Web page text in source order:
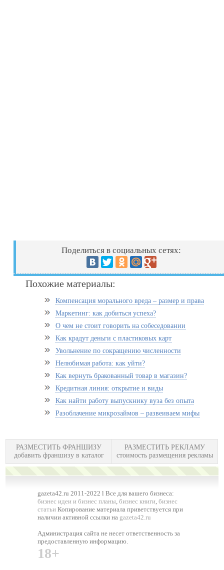
Поделиться в социальных сетях:
Похожие материалы:
Компенсация морального вреда – размер и права
Маркетинг: как добиться успеха?
О чем не стоит говорить на собеседовании
Как крадут деньги с пластиковых карт
Увольнение по сокращению численности
Нелюбимая работа: как уйти?
Как вернуть бракованный товар в магазин?
Кредитная линия: открытие и виды
Как найти работу выпускнику вуза без опыта
Разоблачение микрозаймов – развеиваем мифы
РАЗМЕСТИТЬ ФРАНШИЗУ
добавить франшизу в каталог
РАЗМЕСТИТЬ РЕКЛАМУ
стоимость размещения рекламы
gazeta42.ru 2011-2022 l Все для вашего бизнеса:
бизнес идеи и бизнес планы,бизнес книги,бизнес
статьи Копирование материала приветствуется при
наличии активной ссылки на gazeta42.ru
Администрация сайта не несет ответственность за
предоставленную информацию.
18+